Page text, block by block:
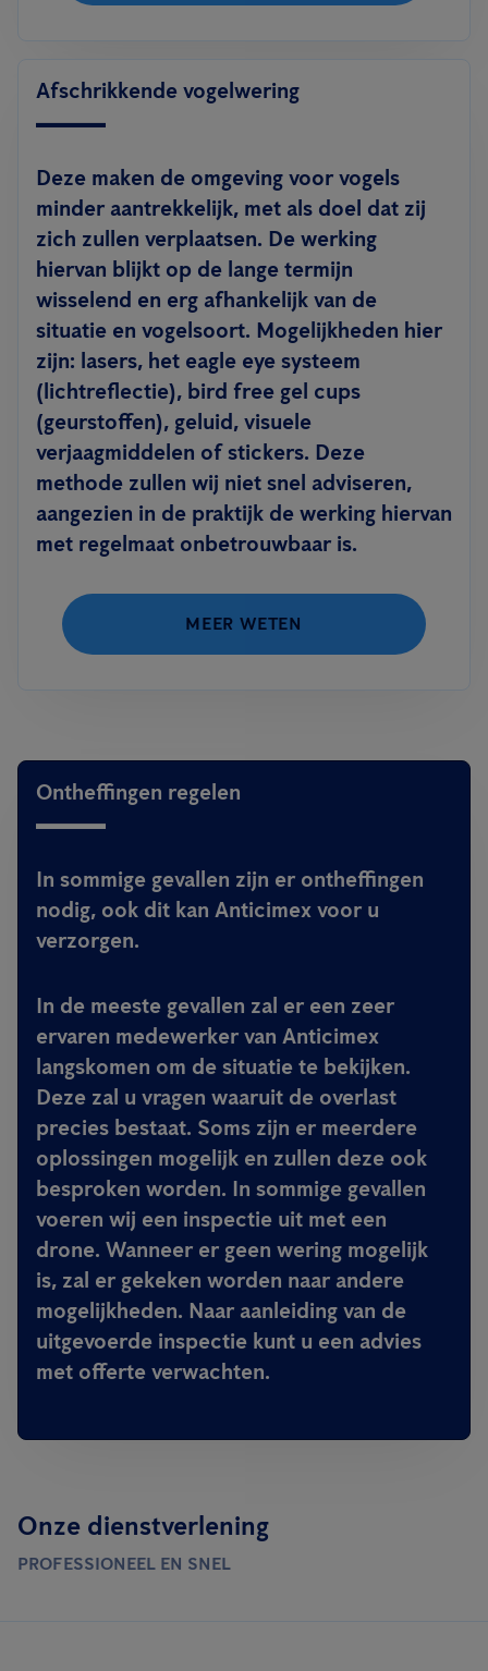
Afschrikkende vogelwering
Deze maken de omgeving voor vogels
minder aantrekkelijk, met als doel dat zij
zich zullen verplaatsen. De werking
hiervan blijkt op de lange termijn
wisselend en erg afhankelijk van de
situatie en vogelsoort. Mogelijkheden hier
zijn: lasers, het eagle eye systeem
(lichtreflectie), bird free gel cups
(geurstoffen), geluid, visuele
verjaagmiddelen of stickers. Deze
methode zullen wij niet snel adviseren,
aangezien in de praktijk de werking hiervan
met regelmaat onbetrouwbaar is.
MEER WETEN
Ontheffingen regelen
In sommige gevallen zijn er ontheffingen
nodig, ook dit kan Anticimex voor u
verzorgen.
In de meeste gevallen zal er een zeer
ervaren medewerker van Anticimex
langskomen om de situatie te bekijken.
Deze zal u vragen waaruit de overlast
precies bestaat. Soms zijn er meerdere
oplossingen mogelijk en zullen deze ook
besproken worden. In sommige gevallen
voeren wij een inspectie uit met een
drone. Wanneer er geen wering mogelijk
is, zal er gekeken worden naar andere
mogelijkheden. Naar aanleiding van de
uitgevoerde inspectie kunt u een advies
met offerte verwachten.
Onze dienstverlening
PROFESSIONEEL EN SNEL